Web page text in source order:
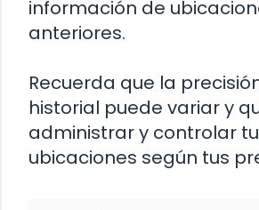
información de
anteriores.
Recuerda que la
historial puede variar y
administrar y controlar
ubicaciones según tus